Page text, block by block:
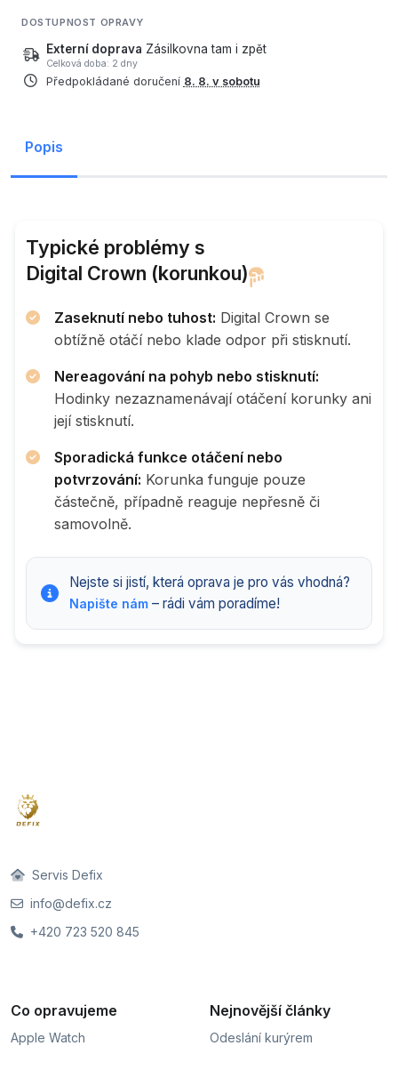
DOSTUPNOST OPRAVY
Externí doprava Zásilkovna tam i zpět
Celková doba: 2 dny
Předpokládané doručení 8. 8. v sobotu
Popis
Typické problémy s
Digital Crown (korunkou)
Zaseknutí nebo tuhost: Digital Crown se
obtížně otáčí nebo klade odpor při stisknutí.
Nereagování na pohyb nebo stisknutí:
Hodinky nezaznamenávají otáčení korunky ani
její stisknutí.
Sporadická funkce otáčení nebo
potvrzování: Korunka funguje pouze
částečně, případně reaguje nepřesně či
samovolně.
Nejste si jistí, která oprava je pro vás vhodná?
Napište nám– rádi vám poradíme!
Servis Defix
info@defix.cz
+420 723 520 845
Co opravujeme
Apple Watch
Nejnovější články
Odeslání kurýrem